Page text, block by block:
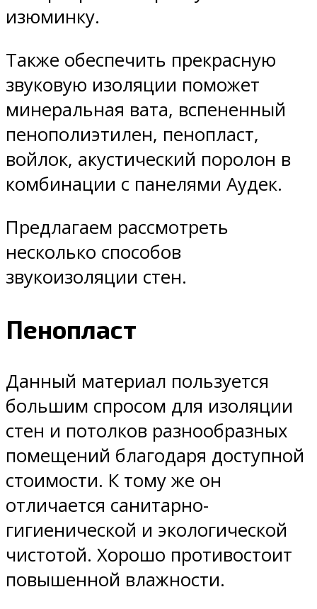
изюминку.
Также обеспечить прекрасную
звуковую изоляции поможет
минеральная вата, вспененный
пенополиэтилен, пенопласт,
войлок, акустический поролон в
комбинации с панелями Аудек.
Предлагаем рассмотреть
несколько способов
звукоизоляции стен.
Пенопласт
Данный материал пользуется
большим спросом для изоляции
стен и потолков разнообразных
помещений благодаря доступной
стоимости. К тому же он
отличается санитарно-
гигиенической и экологической
чистотой. Хорошо противостоит
повышенной влажности.